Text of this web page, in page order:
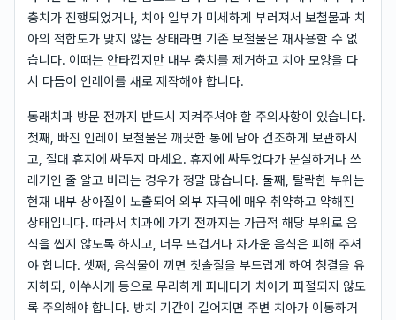
충치가 진행되었거나, 치아 일부가 미세하게 부러져서 보철물과 치
아의 적합도가 맞지 않는 상태라면 기존 보철물은 재사용할 수 없
습니다. 이때는 안타깝지만 내부 충치를 제거하고 치아 모양을 다
시 다듬어 인레이를 새로 제작해야 합니다.
동래치과 방문 전까지 반드시 지켜주셔야 할 주의사항이 있습니다.
첫째, 빠진 인레이 보철물은 깨끗한 통에 담아 건조하게 보관하시
고, 절대 휴지에 싸두지 마세요. 휴지에 싸두었다가 분실하거나 쓰
레기인 줄 알고 버리는 경우가 정말 많습니다. 둘째, 탈락한 부위는
현재 내부 상아질이 노출되어 외부 자극에 매우 취약하고 약해진
상태입니다. 따라서 치과에 가기 전까지는 가급적 해당 부위로 음
식을 씹지 않도록 하시고, 너무 뜨겁거나 차가운 음식은 피해 주셔
야 합니다. 셋째, 음식물이 끼면 칫솔질을 부드럽게 하여 청결을 유
지하되, 이쑤시개 등으로 무리하게 파내다가 치아가 파절되지 않도
록 주의해야 합니다. 방치 기간이 길어지면 주변 치아가 이동하거